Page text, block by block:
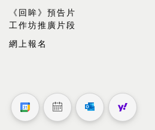
《回眸》預告片
工作坊推廣片段
網上報名